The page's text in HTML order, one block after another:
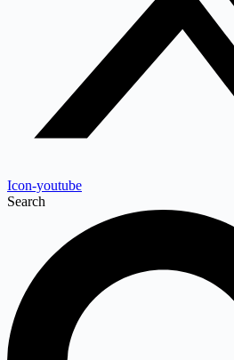
Icon-youtube
Search